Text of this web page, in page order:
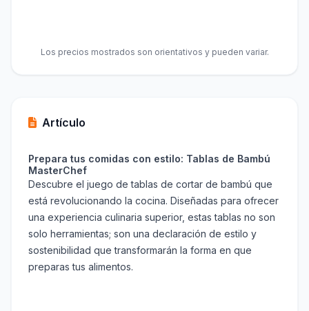
Los precios mostrados son orientativos y pueden variar.
Artículo
Prepara tus comidas con estilo: Tablas de Bambú
MasterChef
Descubre el juego de tablas de cortar de bambú que
está revolucionando la cocina. Diseñadas para ofrecer
una experiencia culinaria superior, estas tablas no son
solo herramientas; son una declaración de estilo y
sostenibilidad que transformarán la forma en que
preparas tus alimentos.